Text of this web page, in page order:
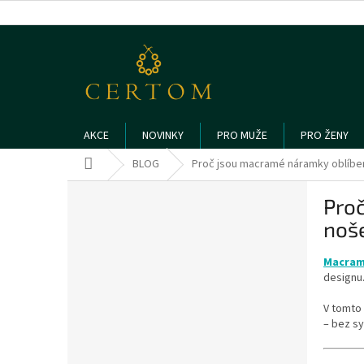
na
AKCE NOVINKY PRO MUŽE PRO ŽENY
Domů BLOG Proč jsou macramé náramky
V
– bez